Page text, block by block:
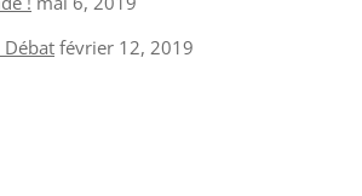
Débat février 12, 2019